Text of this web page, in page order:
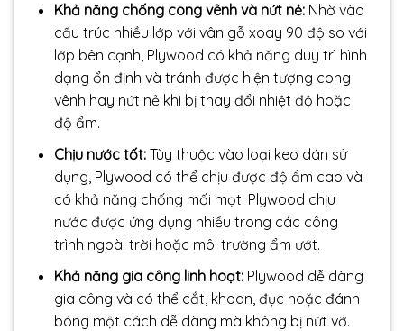
Khả năng chống cong vênh và nứt nẻ:Nhờ vào
cấu trúc nhiều lớp với vân gỗ xoay 90 độ so với
lớp bên cạnh, Plywood có khả năng duy trì hình
dạng ổn định và tránh được hiện tượng cong
vênh hay nứt nẻ khi bị thay đổi nhiệt độ hoặc
độ ẩm.
Chịu nước tốt:Tùy thuộc vào loại keo dán sử
dụng, Plywood có thể chịu được độ ẩm cao và
có khả năng chống mối mọt. Plywood chịu
nước được ứng dụng nhiều trong các công
trình ngoài trời hoặc môi trường ẩm ướt.
Khả năng gia công linh hoạt:Plywood dễ dàng
gia công và có thể cắt, khoan, đục hoặc đánh
bóng một cách dễ dàng mà không bị nứt vỡ.